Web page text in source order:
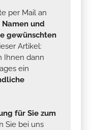
per Mail an
Namen und
gewünschten
Artikel:
Ihnen dann
ein
für Sie zum
Sie bei uns